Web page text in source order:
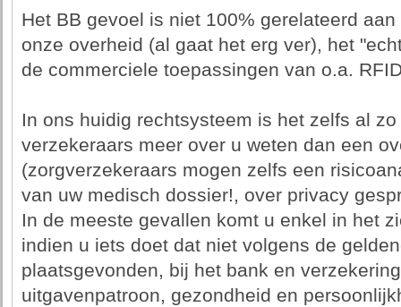
Het BB gevoel is niet 100% gerelateerd
onze overheid (al gaat het erg ver), het
de commerciele toepassingen van o.a.
In ons huidig rechtsysteem is het zelfs al
verzekeraars meer over u weten dan een
(zorgverzekeraars mogen zelfs een
van uw medisch dossier!, over privacy
In de meeste gevallen komt u enkel in het
indien u iets doet dat niet volgens de
plaatsgevonden, bij het bank en
uitgavenpatroon, gezondheid en